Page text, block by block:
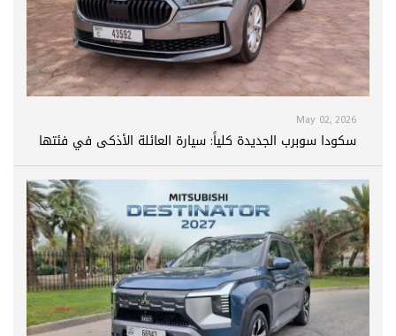
May 02, 2026
سكودا سوبرب الجديدة كلياً: سيارة العائلة الأذكى في فئتها